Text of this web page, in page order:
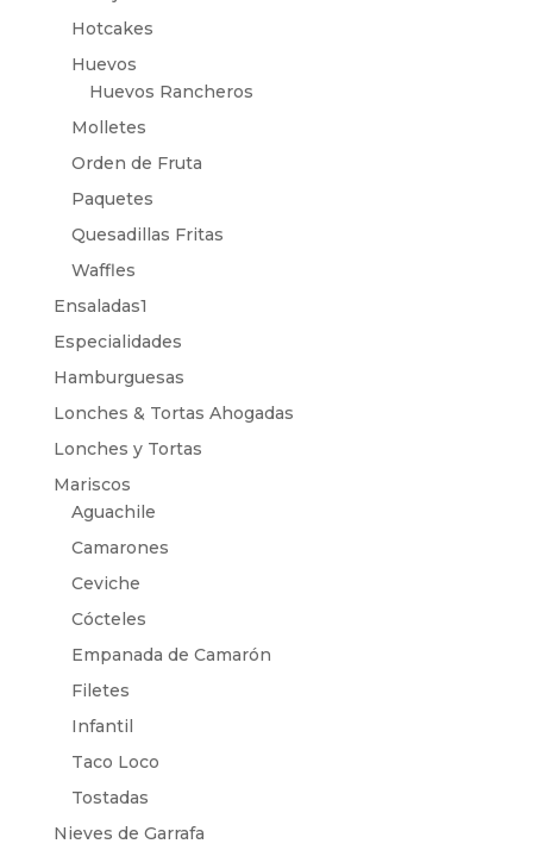
Hotcakes
Huevos
Huevos Rancheros
Molletes
Orden de Fruta
Paquetes
Quesadillas Fritas
Waffles
Ensaladas1
Especialidades
Hamburguesas
Lonches & Tortas Ahogadas
Lonches y Tortas
Mariscos
Aguachile
Camarones
Ceviche
Cócteles
Empanada de Camarón
Filetes
Infantil
Taco Loco
Tostadas
Nieves de Garrafa